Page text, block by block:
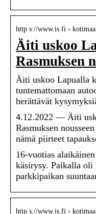
http s://www.is.fi ›
Äiti uskoo
Rasmuksen
Äiti uskoo Lapualla
tuntemattomaan
herättävät
4.12.2022 — Äiti
Rasmuksen
nämä piirteet
16-vuotias
käsirysy. Paikalla oli
parkkipaikan
http s://www.is.fi ›